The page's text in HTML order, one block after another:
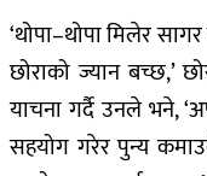
‘थोपा–थोपा मिलेर
छोराको ज्यान बच्छ,’
याचना गर्दै उनले भने,
सहयोग गरेर पुन्य